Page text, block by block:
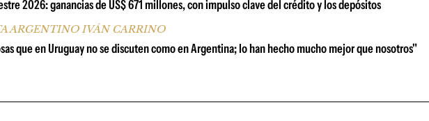
2026: ganancias de US$ 671 millones, con impulso clave del crédito y los depósitos
ARGENTINO IVÁN CARRINO
que en Uruguay no se discuten como en Argentina; lo han hecho mucho mejor que nosotros"